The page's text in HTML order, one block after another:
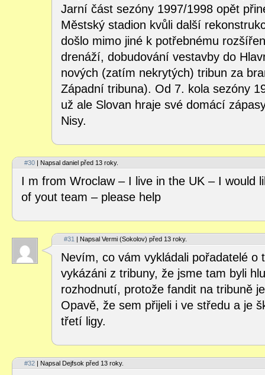
Jarní část sezóny 1997/1998 opět
Městský stadion kvůli další
došlo mimo jiné k potřebnému
drenáží, dobudování vestavby do
nových (zatím nekrytých) tribun za
Západní tribuna). Od 7. kola sezóny
už ale Slovan hraje své domácí
Nisy.
#30 | Napsal daniel před 13 roky.
I m from Wroclaw – I live in the UK – I would
of yout team – please help
#31 | Napsal Vermi (Sokolov) před 13 roky.
Nevím, co vám vykládali pořadatelé o
vykázáni z tribuny, že jsme tam byli
rozhodnutí, protože fandit na tribuně
Opavě, že sem přijeli i ve středu a je
třetí ligy.
#32 | Napsal Dejfsok před 13 roky.